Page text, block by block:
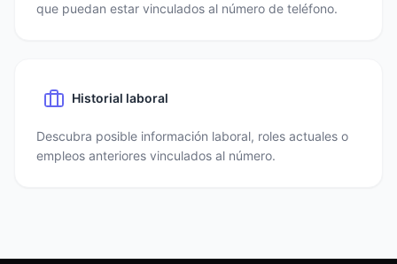
que puedan estar vinculados al número de teléfono.
Historial laboral
Descubra posible información laboral, roles actuales o
empleos anteriores vinculados al número.